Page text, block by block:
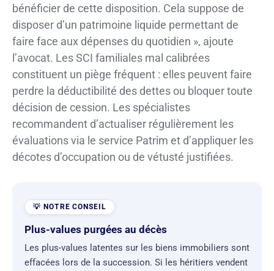
bénéficier de cette disposition. Cela suppose de
disposer d’un patrimoine liquide permettant de
faire face aux dépenses du quotidien », ajoute
l’avocat. Les SCI familiales mal calibrées
constituent un piège fréquent : elles peuvent faire
perdre la déductibilité des dettes ou bloquer toute
décision de cession. Les spécialistes
recommandent d’actualiser régulièrement les
évaluations via le service Patrim et d’appliquer les
décotes d’occupation ou de vétusté justifiées.
Plus-values purgées au décès
Les plus-values latentes sur les biens immobiliers sont
effacées lors de la succession. Si les héritiers vendent